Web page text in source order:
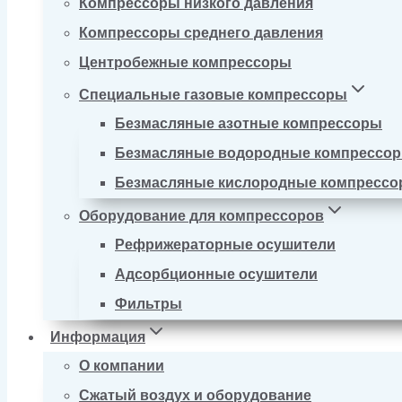
Компрессоры низкого давления
Компрессоры среднего давления
Центробежные компрессоры
Специальные газовые компрессоры
Безмасляные азотные компрессоры
Безмасляные водородные
Безмасляные кислородные
Оборудование для компрессоров
Рефрижераторные осушители
Адсорбционные осушители
Фильтры
Информация
О компании
Сжатый воздух и оборудование